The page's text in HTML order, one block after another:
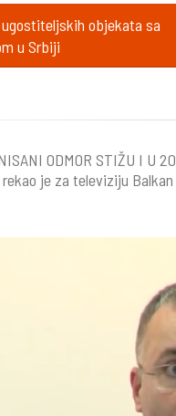
objekata sa
u Srbiji
ODMOR STIŽU I U
rekao je za televiziju